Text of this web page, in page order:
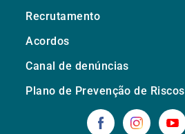
Recrutamento
Acordos
Canal de denúncias
Plano de Prevenção de Riscos